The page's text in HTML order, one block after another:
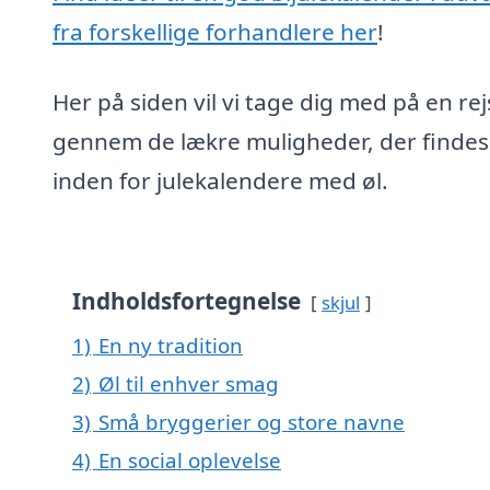
fra forskellige forhandlere her!
Her på siden vil vi tage dig med på en
gennem de lækre muligheder, der findes
inden for julekalendere med øl.
Indholdsfortegnelse skjul
1) En ny tradition
2) Øl til enhver smag
3) Små bryggerier og store navne
4) En social oplevelse